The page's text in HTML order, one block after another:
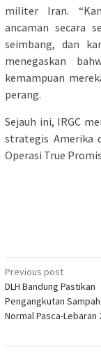
militer Iran.
ancaman secara
seimbang, dan
menegaskan
kemampuan
perang.
Sejauh ini, IRGC
strategis Amerika
Operasi True
Post
navigation
Previous post
DLH Bandung Pastikan
Pengangkutan
Normal Pasca-Lebaran